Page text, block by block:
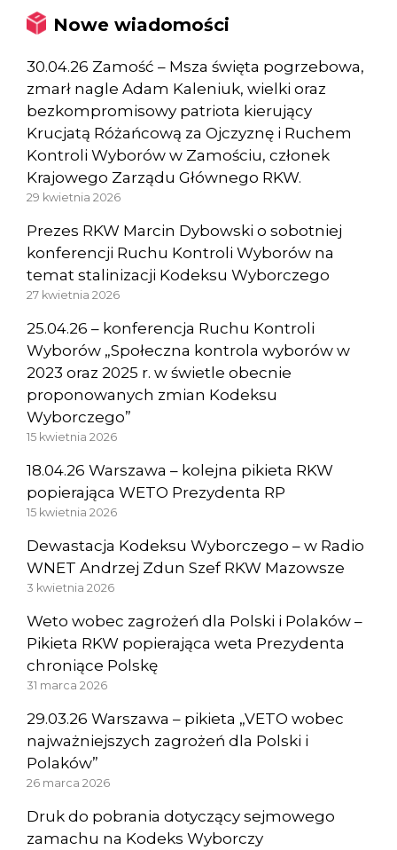
Nowe wiadomości
30.04.26 Zamość – Msza święta pogrzebowa,
zmarł nagle Adam Kaleniuk, wielki oraz
bezkompromisowy patriota kierujący
Krucjatą Różańcową za Ojczyznę i Ruchem
Kontroli Wyborów w Zamościu, członek
Krajowego Zarządu Głównego RKW.
29 kwietnia 2026
Prezes RKW Marcin Dybowski o sobotniej
konferencji Ruchu Kontroli Wyborów na
temat stalinizacji Kodeksu Wyborczego
27 kwietnia 2026
25.04.26 – konferencja Ruchu Kontroli
Wyborów „Społeczna kontrola wyborów w
2023 oraz 2025 r. w świetle obecnie
proponowanych zmian Kodeksu
Wyborczego”
15 kwietnia 2026
18.04.26 Warszawa – kolejna pikieta RKW
popierająca WETO Prezydenta RP
15 kwietnia 2026
Dewastacja Kodeksu Wyborczego – w Radio
WNET Andrzej Zdun Szef RKW Mazowsze
3 kwietnia 2026
Weto wobec zagrożeń dla Polski i Polaków –
Pikieta RKW popierająca weta Prezydenta
chroniące Polskę
31 marca 2026
29.03.26 Warszawa – pikieta „VETO wobec
najważniejszych zagrożeń dla Polski i
Polaków”
26 marca 2026
Druk do pobrania dotyczący sejmowego
zamachu na Kodeks Wyborczy